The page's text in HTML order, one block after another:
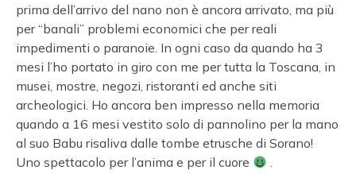
prima dell’arrivo del nano non è ancora arrivato, ma più
per “banali” problemi economici che per reali
impedimenti o paranoie. In ogni caso da quando ha 3
mesi l’ho portato in giro con me per tutta la Toscana, in
musei, mostre, negozi, ristoranti ed anche siti
archeologici. Ho ancora ben impresso nella memoria
quando a 16 mesi vestito solo di pannolino per la mano
al suo Babu risaliva dalle tombe etrusche di Sorano!
Uno spettacolo per l’anima e per il cuore
.